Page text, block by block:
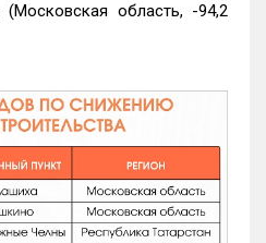
(Московская область, -94,2